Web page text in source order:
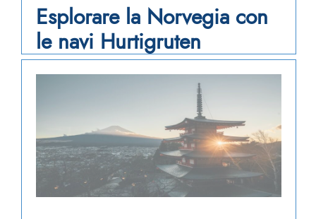
Esplorare la Norvegia con
le navi Hurtigruten